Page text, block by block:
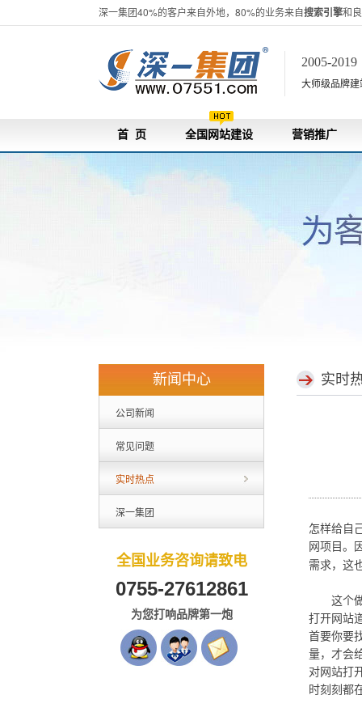
深一集团40%的客户来自外地，80%的业务来自搜索引擎和
2005-2019
大师级品牌建
首 页 全国网站建设 营销推广
新闻中心
公司新闻
常见问题
实时热点
深一集团
全国业务咨询请致电
0755-27612861
为您打响品牌第一炮
实时
怎样给自
网项目。
需求，这
这个做
打开网站
首要你要
量，才会
对网站打
时刻刻都